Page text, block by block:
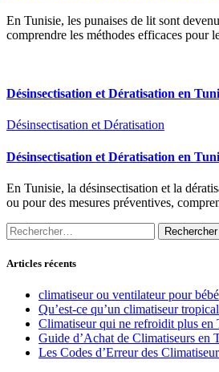
En Tunisie, les punaises de lit sont
comprendre les méthodes efficaces pour
Désinsectisation et Dératisation en
Désinsectisation et Dératisation
Désinsectisation et Dératisation en
En Tunisie, la désinsectisation et la
ou pour des mesures préventives,
Rechercher :
Articles récents
climatiseur ou ventilateur pour bébé
Qu’est-ce qu’un climatiseur
Climatiseur qui ne refroidit plus en
Guide d’Achat de Climatiseurs en
Les Codes d’Erreur des